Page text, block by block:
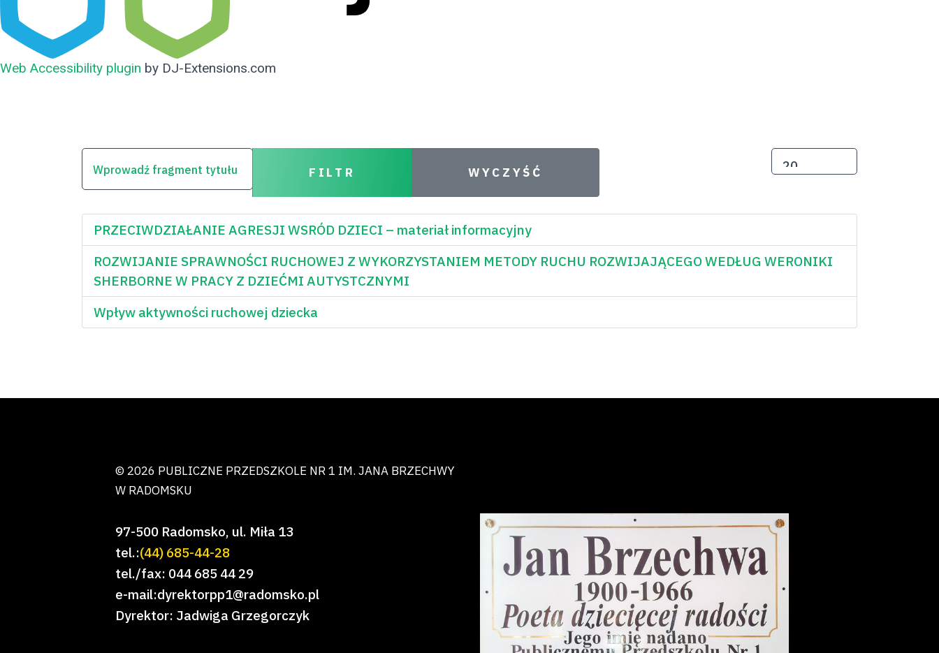
Web Accessibility plugin by DJ-Extensions.com
FILTR WYCZYŚĆ
POKAŻ #
PRZECIWDZIAŁANIE AGRESJI WSRÓD DZIECI – materiał informacyjny
ROZWIJANIE SPRAWNOŚCI RUCHOWEJ Z WYKORZYSTANIEM METODY RUCHU ROZWIJAJĄCEGO WEDŁUG WERONIKI
SHERBORNE W PRACY Z DZIEĆMI AUTYSTCZNYMI
Wpływ aktywności ruchowej dziecka
© 2026 PUBLICZNE PRZEDSZKOLE NR 1 IM. JANA BRZECHWY
W RADOMSKU
97-500 Radomsko, ul. Miła 13
tel.:(44) 685-44-28
tel./fax: 044 685 44 29
e-mail:dyrektorpp1@radomsko.pl
Dyrektor: Jadwiga Grzegorczyk